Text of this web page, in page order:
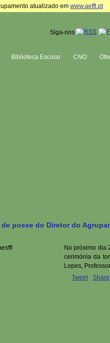
atualizado em www.aeffl.pt
Siga-nos
Biblioteca Escolar CNO
de posse do Diretor do
No próximo dia
cerimónia da
Lopes, Professor
Tweet
Share